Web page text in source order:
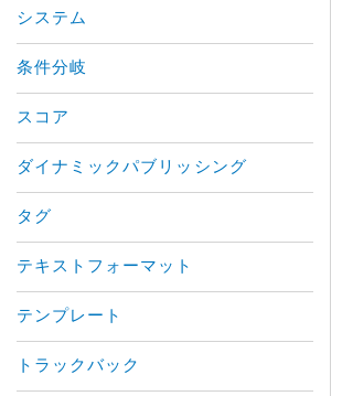
システム
条件分岐
スコア
ダイナミックパブリッシング
タグ
テキストフォーマット
テンプレート
トラックバック